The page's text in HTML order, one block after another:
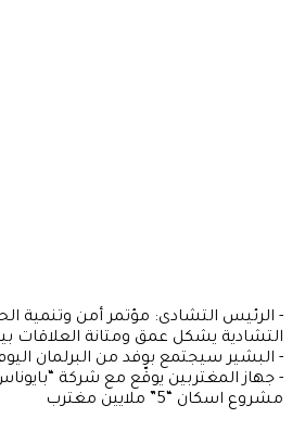
- الرئيس التشادى: مؤتمر أمن وتنمية
التشادية يشكل عمق ومتانة العلاقات
- البشير سيجتمع بوفد من البرلمان
- جهاز المغتربين يوقّع مع شركة
مشروع اسكان “5” ملايين مغترب